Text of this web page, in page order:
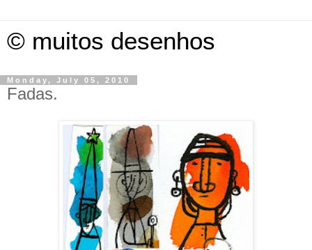
© muitos desenhos
Monday, July 05, 2010
Fadas.